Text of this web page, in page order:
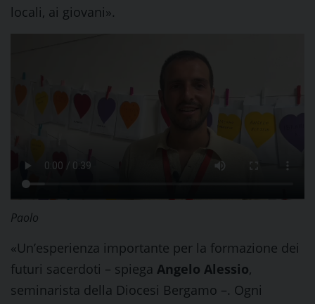
locali, ai giovani».
Paolo
«Un’esperienza importante per la formazione dei
futuri sacerdoti – spiega Angelo Alessio,
seminarista della Diocesi Bergamo –. Ogni